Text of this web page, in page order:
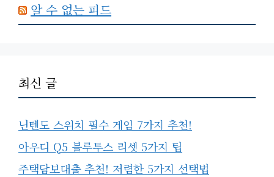
알 수 없는 피드
최신 글
닌텐도 스위치 필수 게임 7가지 추천!
아우디 Q5 블루투스 리셋 5가지 팁
주택담보대출 추천! 저렴한 5가지 선택법